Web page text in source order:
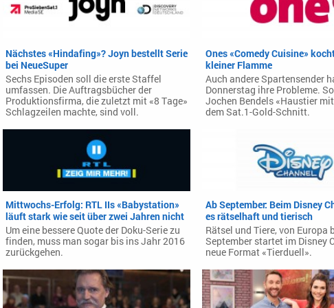
Nächstes «Hindafing»? Joyn bestellt Serie
bei NeueSuper
Sechs Episoden soll die erste Staffel
umfassen. Die Auftragsbücher der
Produktionsfirma, die zuletzt mit «8 Tage»
Schlagzeilen machte, sind voll.
Ones «Comedy Cuisine»
kleiner Flamme
Auch andere Spartensender
Donnerstag ihre Probleme.
Jochen Bendels «Haustier
dem Sat.1-Gold-Schnitt.
Mittwochs-Erfolg: RTL IIs «Babystation»
läuft stark wie seit über zwei Jahren nicht
Um eine bessere Quote der Doku-Serie zu
finden, muss man sogar bis ins Jahr 2016
zurückgehen.
Ab September: Beim Disney
es rätselhaft und tierisch
Rätsel und Tiere, von Europa
September startet im Disney
neue Format «Tierduell».